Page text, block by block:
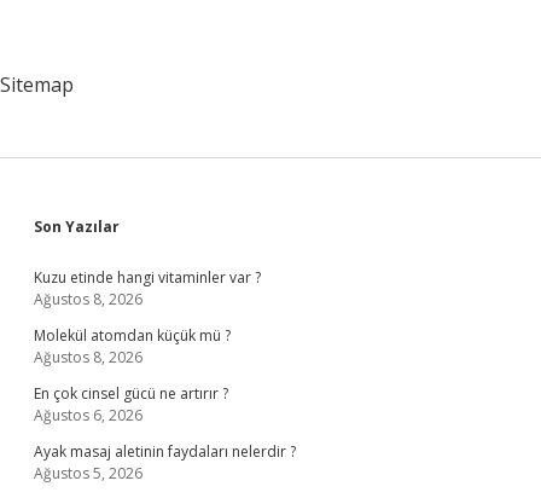
Sitemap
Sidebar
Son Yazılar
Kuzu etinde hangi vitaminler var ?
Ağustos 8, 2026
Molekül atomdan küçük mü ?
Ağustos 8, 2026
En çok cinsel gücü ne artırır ?
Ağustos 6, 2026
Ayak masaj aletinin faydaları nelerdir ?
Ağustos 5, 2026